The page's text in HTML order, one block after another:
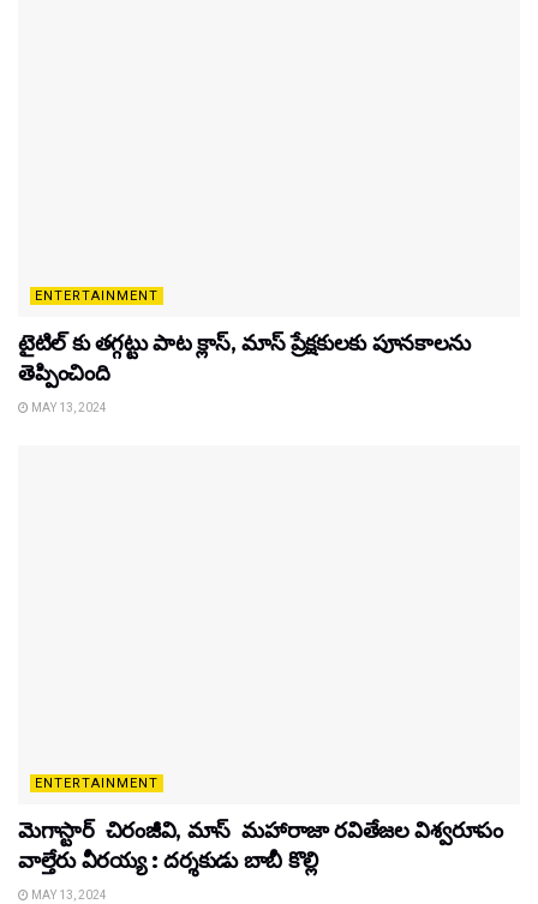
ENTERTAINMENT
టైటిల్‌ కు తగ్గట్టు పాట క్లాస్, మాస్ ప్రేక్షకులకు పూనకాలను
తెప్పించింది
MAY 13, 2024
ENTERTAINMENT
మెగాస్టార్ చిరంజీవి, మాస్ మహారాజా రవితేజల విశ్వరూపం
వాల్తేరు వీరయ్య : దర్శకుడు బాబీ కొల్లి
MAY 13, 2024